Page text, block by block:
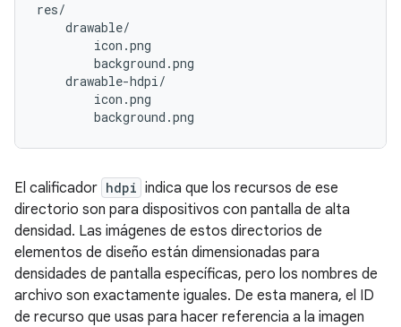
res/
    drawable/
        icon.png
        background.png
    drawable-hdpi/
        icon.png
El calificador hdpi indica que los recursos de ese
directorio son para dispositivos con pantalla de alta
densidad. Las imágenes de estos directorios de
elementos de diseño están dimensionadas para
densidades de pantalla específicas, pero los nombres de
archivo son exactamente iguales. De esta manera, el ID
de recurso que usas para hacer referencia a la imagen